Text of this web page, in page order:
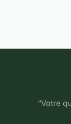
“Votre